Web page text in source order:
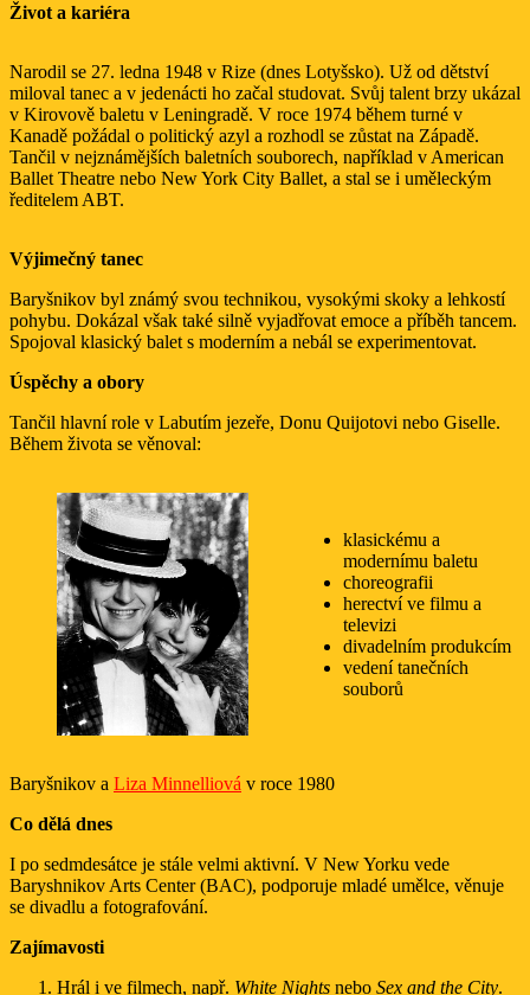
Život a kariéra
Narodil se 27. ledna 1948 v Rize (dnes Lotyšsko). Už od dětství
miloval tanec a v jedenácti ho začal studovat. Svůj talent brzy ukázal
v Kirovově baletu v Leningradě. V roce 1974 během turné v
Kanadě požádal o politický azyl a rozhodl se zůstat na Západě.
Tančil v nejznámějších baletních souborech, například v American
Ballet Theatre nebo New York City Ballet, a stal se i uměleckým
ředitelem ABT.
Výjimečný tanec
Baryšnikov byl známý svou technikou, vysokými skoky a lehkostí
pohybu. Dokázal však také silně vyjadřovat emoce a příběh tancem.
Spojoval klasický balet s moderním a nebál se experimentovat.
Úspěchy a obory
Tančil hlavní role v Labutím jezeře, Donu Quijotovi nebo Giselle.
Během života se věnoval:
klasickému a
modernímu baletu
choreografii
herectví ve filmu a
televizi
divadelním produkcím
vedení tanečních
souborů
Baryšnikov a Liza Minnelliová v roce 1980
Co dělá dnes
I po sedmdesátce je stále velmi aktivní. V New Yorku vede
Baryshnikov Arts Center (BAC), podporuje mladé umělce, věnuje
se divadlu a fotografování.
Zajímavosti
Hrál i ve filmech, např. White Nights nebo Sex and the City.